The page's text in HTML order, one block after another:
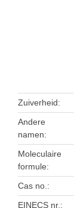
Zuiverheid
Andere
namen
Moleculaire
formule
Cas no.
EINECS nr.